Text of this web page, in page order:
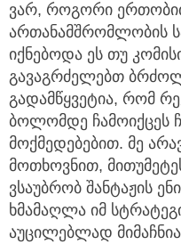
ვარ, როგორი
ართანამშრომლობის
იქნებოდა ეს თუ
გავაგრძელებთ
გადამწყვეტია, რომ
ბოლომდე ჩამოიქცეს
მოქმედებებით. მე
მოთხოვნით,
ვსაუბრობ შანტაჟის
ხმამაღლა იმ
აუცილებლად